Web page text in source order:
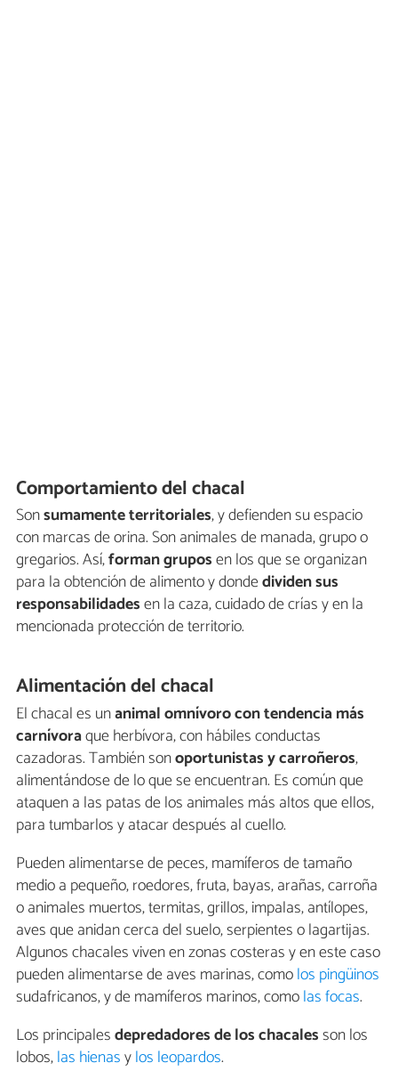
Comportamiento del chacal
Sonsumamente territoriales, y defienden su espacio
con marcas de orina. Son animales de manada, grupo o
gregarios. Así,forman gruposen los que se organizan
para la obtención de alimento y dondedividen sus
responsabilidadesen la caza, cuidado de crías y en la
mencionada protección de territorio.
Alimentación del chacal
El chacal es unanimal omnívoro con tendencia más
carnívoraque herbívora, con hábiles conductas
cazadoras. También sonoportunistas y carroñeros,
alimentándose de lo que se encuentran. Es común que
ataquen a las patas de los animales más altos que ellos,
para tumbarlos y atacar después al cuello.
Pueden alimentarse de peces, mamíferos de tamaño
medio a pequeño, roedores, fruta, bayas, arañas, carroña
o animales muertos, termitas, grillos, impalas, antílopes,
aves que anidan cerca del suelo, serpientes o lagartijas.
Algunos chacales viven en zonas costeras y en este caso
pueden alimentarse de aves marinas, comolos pingüinos
sudafricanos, y de mamíferos marinos, comolas focas.
Los principalesdepredadores de los chacalesson los
lobos,las hienasylos leopardos.